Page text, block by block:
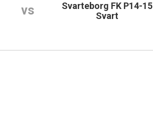
vs
Svarteborg FK P14-15
Svart